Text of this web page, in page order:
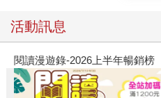
活動訊息
閱讀漫遊錄-2026上半年暢銷榜